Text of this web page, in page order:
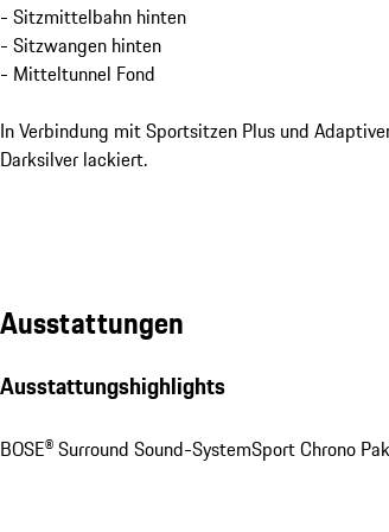
- Sitzmittelbahn hinten
- Sitzwangen hinten
- Mitteltunnel Fond
In Verbindung mit Sportsitzen Plus und
Darksilver lackiert.
Ausstattungen
Ausstattungshighlights
BOSE® Surround Sound-SystemSport Chrono